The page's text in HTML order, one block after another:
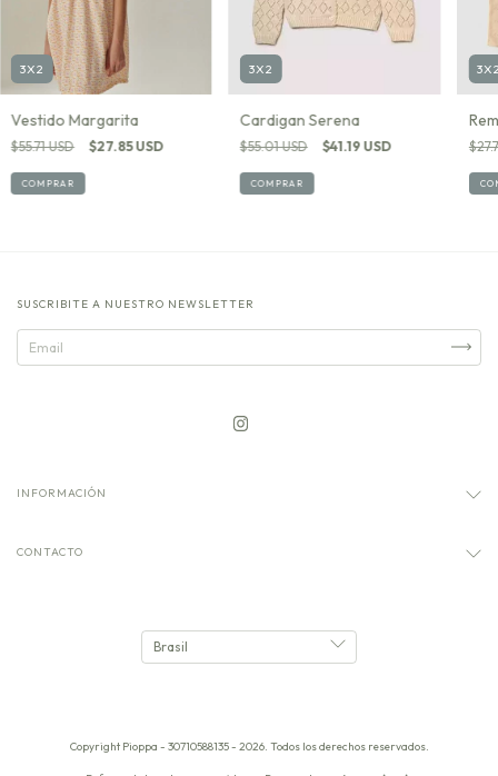
3X2
Vestido Margarita
$55.71 USD $27.85 USD
COMPRAR
3X2
Cardigan Serena
$55.01 USD $41.19 USD
COMPRAR
SUSCRIBITE A NUESTRO NEWSLETTER
INFORMACIÓN
CONTACTO
Copyright Pioppa - 30710588135 - 2026. Todos los derechos reservados.